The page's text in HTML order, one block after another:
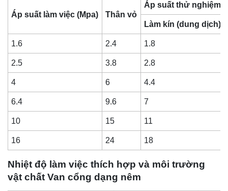
Áp suất làm việc (Mpa) Thân vỏ
Áp suất thử nghiệm
Làm kín (dung dịch)
1.6 2.4 1.8
2.5 3.8 2.8
4 6 4.4
6.4 9.6 7
10 15 11
16 24 18
Nhiệt độ làm việc thích hợp và môi trường
vật chất Van cổng dạng nêm